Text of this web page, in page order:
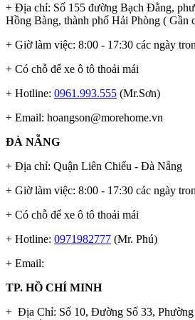
+ Địa chỉ: Số 155 đường Bạch Đằng,
Hồng Bàng, thành phố Hải Phòng ( Gần
+ Giờ làm việc: 8:00 - 17:30 các ngày
+ Có chỗ để xe ô tô thoải mái
+ Hotline: 0961.993.555 (Mr.Sơn)
+ Email: hoangson@morehome.vn
ĐÀ NẴNG
+ Địa chỉ: Quận Liên Chiểu - Đà Nẵng
+ Giờ làm việc: 8:00 - 17:30 các ngày
+ Có chỗ để xe ô tô thoải mái
+ Hotline: 0971982777 (Mr. Phú)
+ Email:
TP. HỒ CHÍ MINH
+ Địa Chỉ: Số 10, Đường Số 33,